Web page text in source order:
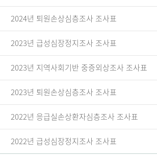
2024년 퇴원손상심층조사 조사표
2023년 급성심장정지조사 조사표
2023년 지역사회기반 중증외상조사 조사표
2023년 퇴원손상심층조사 조사표
2022년 응급실손상환자심층조사 조사표
2022년 급성심장정지조사 조사표